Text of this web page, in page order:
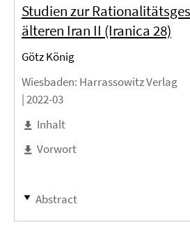
Studien zur
älteren Iran II (Iranica 28)
Götz König
Wiesbaden: Harrassowitz Verlag
|2022-03
Inhalt
Vorwort
Abstract